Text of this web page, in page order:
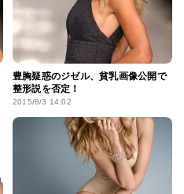
豊胸疑惑のジゼル、貧乳画像公開で
整形説を否定！
2015/8/3 14:02